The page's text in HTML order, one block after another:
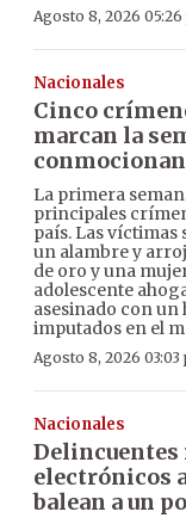
Agosto 8, 2026 05:26
Nacionales
Cinco
marcan la
La primera
principales
país. Las
un alambre y
de oro y una
adolescente
asesinado con un
imputados en el
Agosto 8, 2026 03:03
Nacionales
Delincuentes
electrónicos
balean a un